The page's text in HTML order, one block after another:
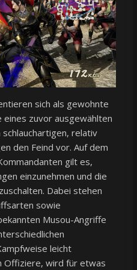
sich als gewohnte
eines zuvor ausgewählten
relativ
den Feind vor. Auf dem
gilt es,
einzunehmen und die
Dabei stehen
sowie
Musou-Angriffe
leicht
Offiziere, wird für etwas